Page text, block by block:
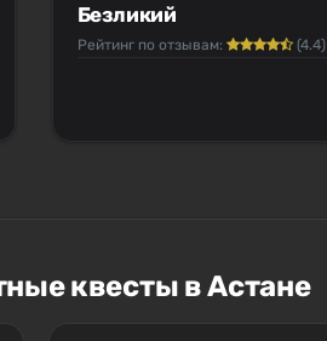
Безликий
Рейтинг по отзывам: (4.4)
квесты в Астане